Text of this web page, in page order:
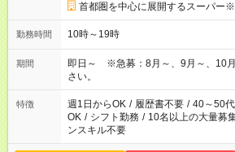
首都圏を中心に展開するスーパー
勤務時間 10時～19時
期間
即日～ ※急募：8月～、9月～、10
さい。
特徴 週1日からOK / 履歴書不要 / 40～50
OK / シフト勤務 / 10名以上の大量募
ンスキル不要